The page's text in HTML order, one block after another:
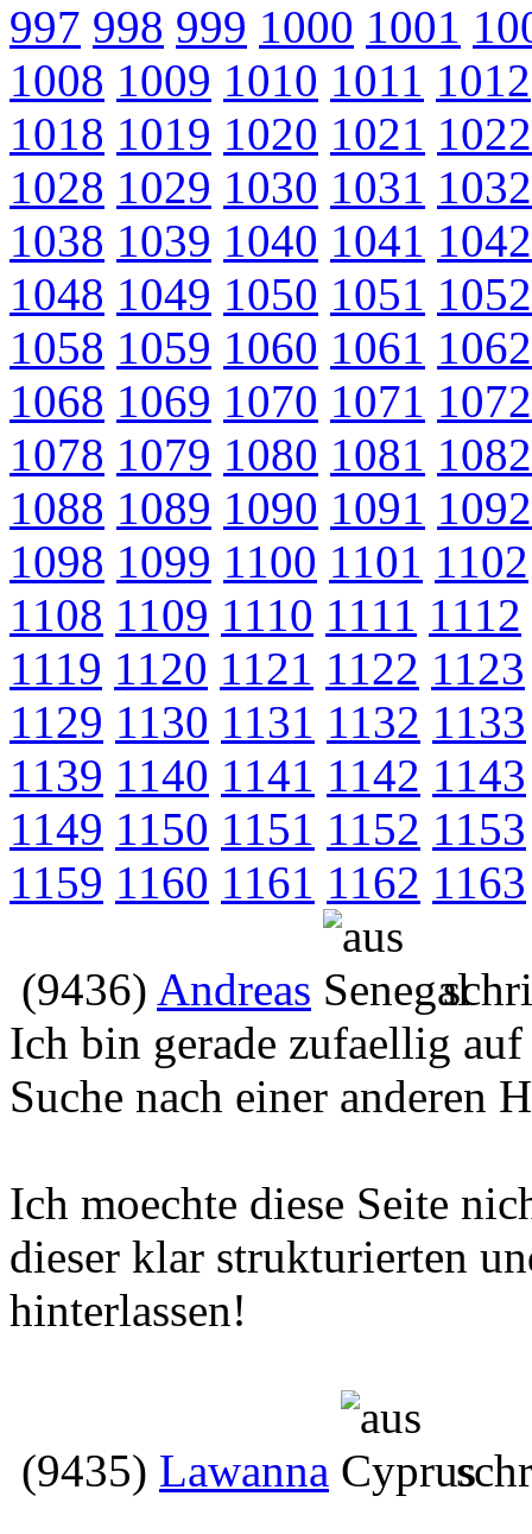
997 998 999 1000 1001
1008 1009 1010 1011 1012
1018 1019 1020 1021 1022
1028 1029 1030 1031 1032
1038 1039 1040 1041 1042
1048 1049 1050 1051 1052
1058 1059 1060 1061 1062
1068 1069 1070 1071 1072
1078 1079 1080 1081 1082
1088 1089 1090 1091 1092
1098 1099 1100 1101 1102
1108 1109 1110 1111 1112
1119 1120 1121 1122 1123
1129 1130 1131 1132 1133
1139 1140 1141 1142 1143
1149 1150 1151 1152 1153
1159 1160 1161 1162 1163
(9436) Andreas
Ich bin gerade zufaellig
Suche nach einer anderen
Ich moechte diese Seite
dieser klar strukturierten
hinterlassen!
(9435) Lawanna